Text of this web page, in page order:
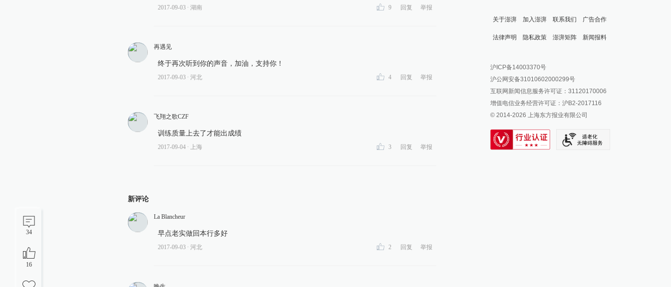
34
16
2017-09-03 ∙ 湖南 9 回复 举报
再遇见
终于再次听到你的声音，加油，支持你！
2017-09-03 ∙ 河北 4 回复 举报
飞翔之歌CZF
训练质量上去了才能出成绩
2017-09-04 ∙ 上海 3 回复 举报
新评论
La Blancheur
早点老实做回本行多好
2017-09-03 ∙ 河北 2 回复 举报
关于澎湃 加入澎湃 联系我们 广告合作
法律声明 隐私政策 澎湃矩阵
澎湃新闻公众号
澎湃新闻抖音号
派生万物开放平台
IP SHANGHAI
SIXTH TONE
新闻报料
报料邮箱: news@thepaper.cn
沪ICP备14003370号
沪公网安备31010602000299号
互联网新闻信息服务许可证：31120170006
增值电信业务经营许可证：沪B2-2017116
© 2014-2026 上海东方报业有限公司